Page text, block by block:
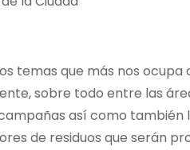
temas que más nos ocupa
sobre todo entre las
así como también
de residuos que serán